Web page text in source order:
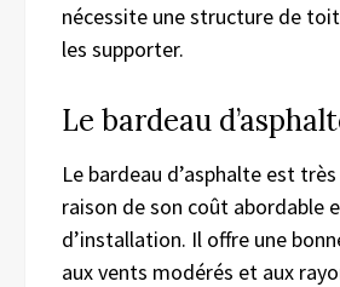
nécessite une structure de
les supporter.
Le bardeau
Le bardeau d’asphalte est
raison de son coût abordable
d’installation. Il offre une
aux vents modérés et aux